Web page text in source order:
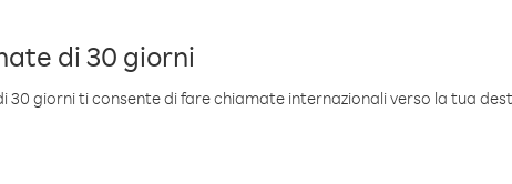
di 30 giorni
30 giorni ti consente di fare chiamate internazionali verso la tua